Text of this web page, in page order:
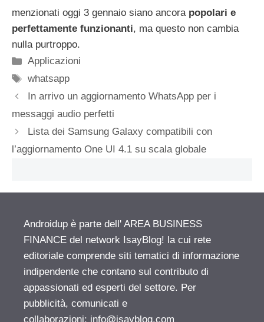
menzionati oggi 3 gennaio siano ancora popolari e
perfettamente funzionanti, ma questo non cambia
nulla purtroppo.
Categorie
Applicazioni
Tag
whatsapp
In arrivo un aggiornamento WhatsApp per i
messaggi audio perfetti
Lista dei Samsung Galaxy compatibili con
l’aggiornamento One UI 4.1 su scala globale
Androidup è parte dell' AREA BUSINESS
FINANCE del network IsayBlog! la cui rete
editoriale comprende siti tematici di informazione
indipendente che contano sul contributo di
appassionati ed esperti del settore. Per
pubblicità, comunicati e
collaborazioni: info@isayblog.com